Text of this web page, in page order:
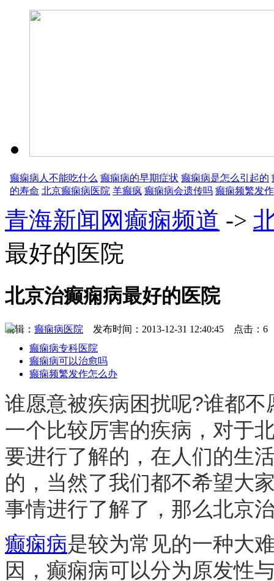
癫痫病人不能吃什么 癫痫病的早期症状 癫痫病是怎么引起的
的寿命 北京癫痫病医院 羊癫疯 癫痫病会遗传吗 癫痫频繁发
青海新闻网癫痫频道 ->
最好的医院
北京治癫痫病最好的医院
编辑： 癫痫病医院 发布时间：2013-12-31 12:40:45 点击：6
癫痫病专科医院
癫痫病可以治愈吗
癫痫频繁发作怎么办
谁愿意被疾病困扰呢?谁都
一个比较厉害的疾病，对于
要进行了解的，在人们的生
的，当然了我们都不希望大
事情进行了解了，那么北京
癫痫病是较为常见的一种大
因，癫痫病可以分为原发性